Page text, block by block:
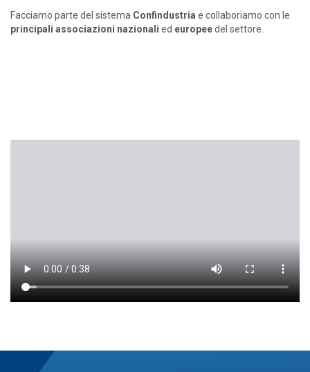
Facciamo parte del sistema Confindustria e collaboriamo con le
principali associazioni nazionali ed europeedel settore.